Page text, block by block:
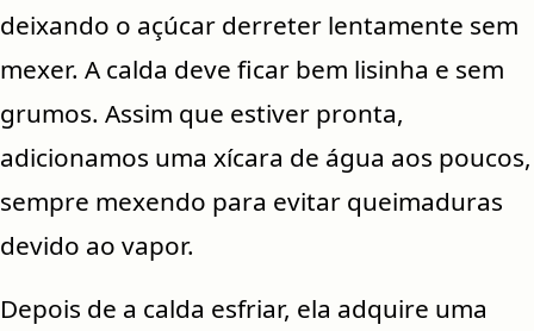
deixando o açúcar derreter lentamente sem
mexer. A calda deve ficar bem lisinha e sem
grumos. Assim que estiver pronta,
adicionamos uma xícara de água aos poucos,
sempre mexendo para evitar queimaduras
devido ao vapor.
Depois de a calda esfriar, ela adquire uma